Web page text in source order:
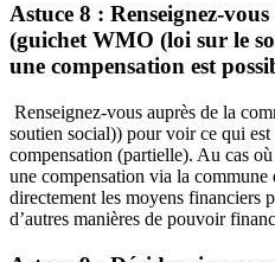
Astuce 8 : Renseignez-
(guichet WMO (loi sur le
une compensation est
Renseignez-vous auprès de la
soutien social)) pour voir ce qui est
compensation (partielle). Au cas
une compensation via la commune
directement les moyens financiers
d’autres manières de pouvoir